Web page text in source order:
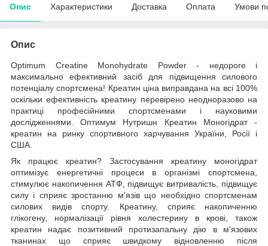
Опис Характеристики Доставка Оплата Умови
Опис
Optimum Creatine Monohydrate Powder - недороге і
максимально ефективний засіб для підвищення силового
потенціалу спортсмена! Креатин ціна виправдана на всі 100%
оскільки ефективність креатину перевірено неодноразово на
практиці професійними спортсменами і науковими
дослідженнями. Оптимум Нутришн Креатин Моногідрат -
креатин на ринку спортивного харчування України, Росії і
США.
Як працює креатин? Застосування креатину моногідрат
оптимізує енергетичні процеси в організмі спортсмена,
стимулює накопичення АТФ, підвищує витривалість, підвищує
силу і сприяє зростанню м'язів що необхідно спортсменам
силових видів спорту. Креатину, сприяє накопиченню
глікогену, нормалізації рівня холестерину в крові, також
креатин надає позитивний протизапальну дію в м'язових
тканинах що сприяє швидкому відновленню після